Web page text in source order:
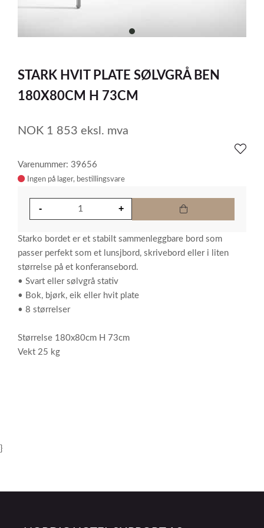
item
of
1
STARK HVIT PLATE SØLVGRÅ BEN
180X80CM H 73CM
NOK 1 853 eksl. mva
Varenummer: 39656
Ingen på lager
Starko bordet er et stabilt sammenleggbare bord som
passer perfekt som et lunsjbord, skrivebord eller i liten
størrelse på et konferansebord.
• Svart eller sølvgrå stativ
• Bok, bjørk, eik eller hvit plate
• 8 størrelser
Størrelse 180x80cm H 73cm
Vekt 25 kg
}